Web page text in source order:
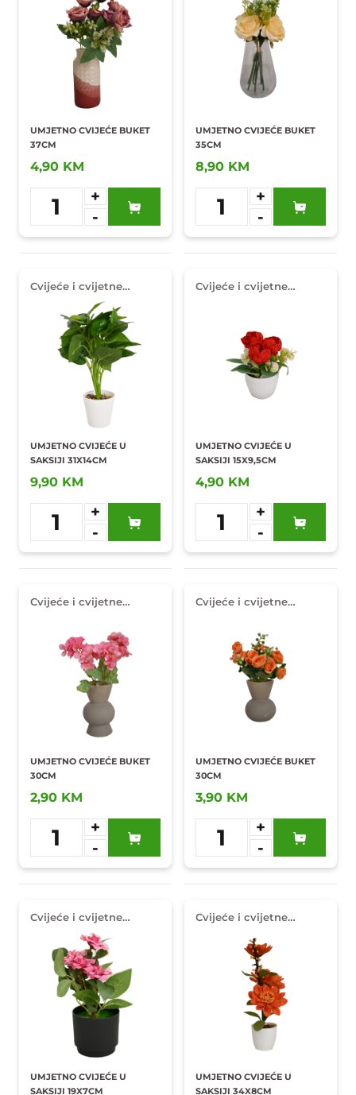
UMJETNO CVIJEĆE BUKET
37CM
4,90 KM
1
+
-
Dodaj u
omiljene
UMJETNO CVIJEĆE BUKET
35CM
8,90 KM
1
+
-
Dodaj u
omiljene
Cvijeće i cvijetne
UMJETNO CVIJEĆE U
SAKSIJI 31X14CM
9,90 KM
1
+
-
Dodaj u
omiljene
Cvijeće i cvijetne
UMJETNO CVIJEĆE U
SAKSIJI 15X9,5CM
4,90 KM
1
+
-
Dodaj u
omiljene
Cvijeće i cvijetne
UMJETNO CVIJEĆE BUKET
30CM
2,90 KM
1
+
-
Dodaj u
omiljene
Cvijeće i cvijetne
UMJETNO CVIJEĆE BUKET
30CM
3,90 KM
1
+
-
Dodaj u
omiljene
Cvijeće i cvijetne
UMJETNO CVIJEĆE U
SAKSIJI 19X7CM
Cvijeće i cvijetne
UMJETNO CVIJEĆE U
SAKSIJI 34X8CM